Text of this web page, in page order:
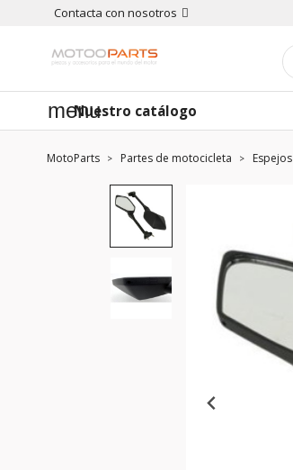
Contacta con nosotros
menuNuestro catálogo
MotoParts Partes de motocicleta Espejos